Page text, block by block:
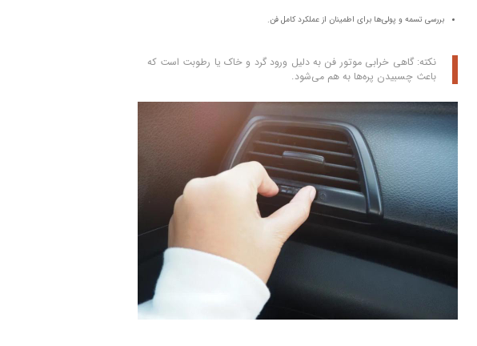
بررسی تسمه و پولی‌ها برای اطمینان از عملکرد کامل فن.
نکته: گاهی خرابی موتور فن به دلیل ورود گرد و خاک یا رطوبت است که
باعث چسبیدن پره‌ها به هم می‌شود.